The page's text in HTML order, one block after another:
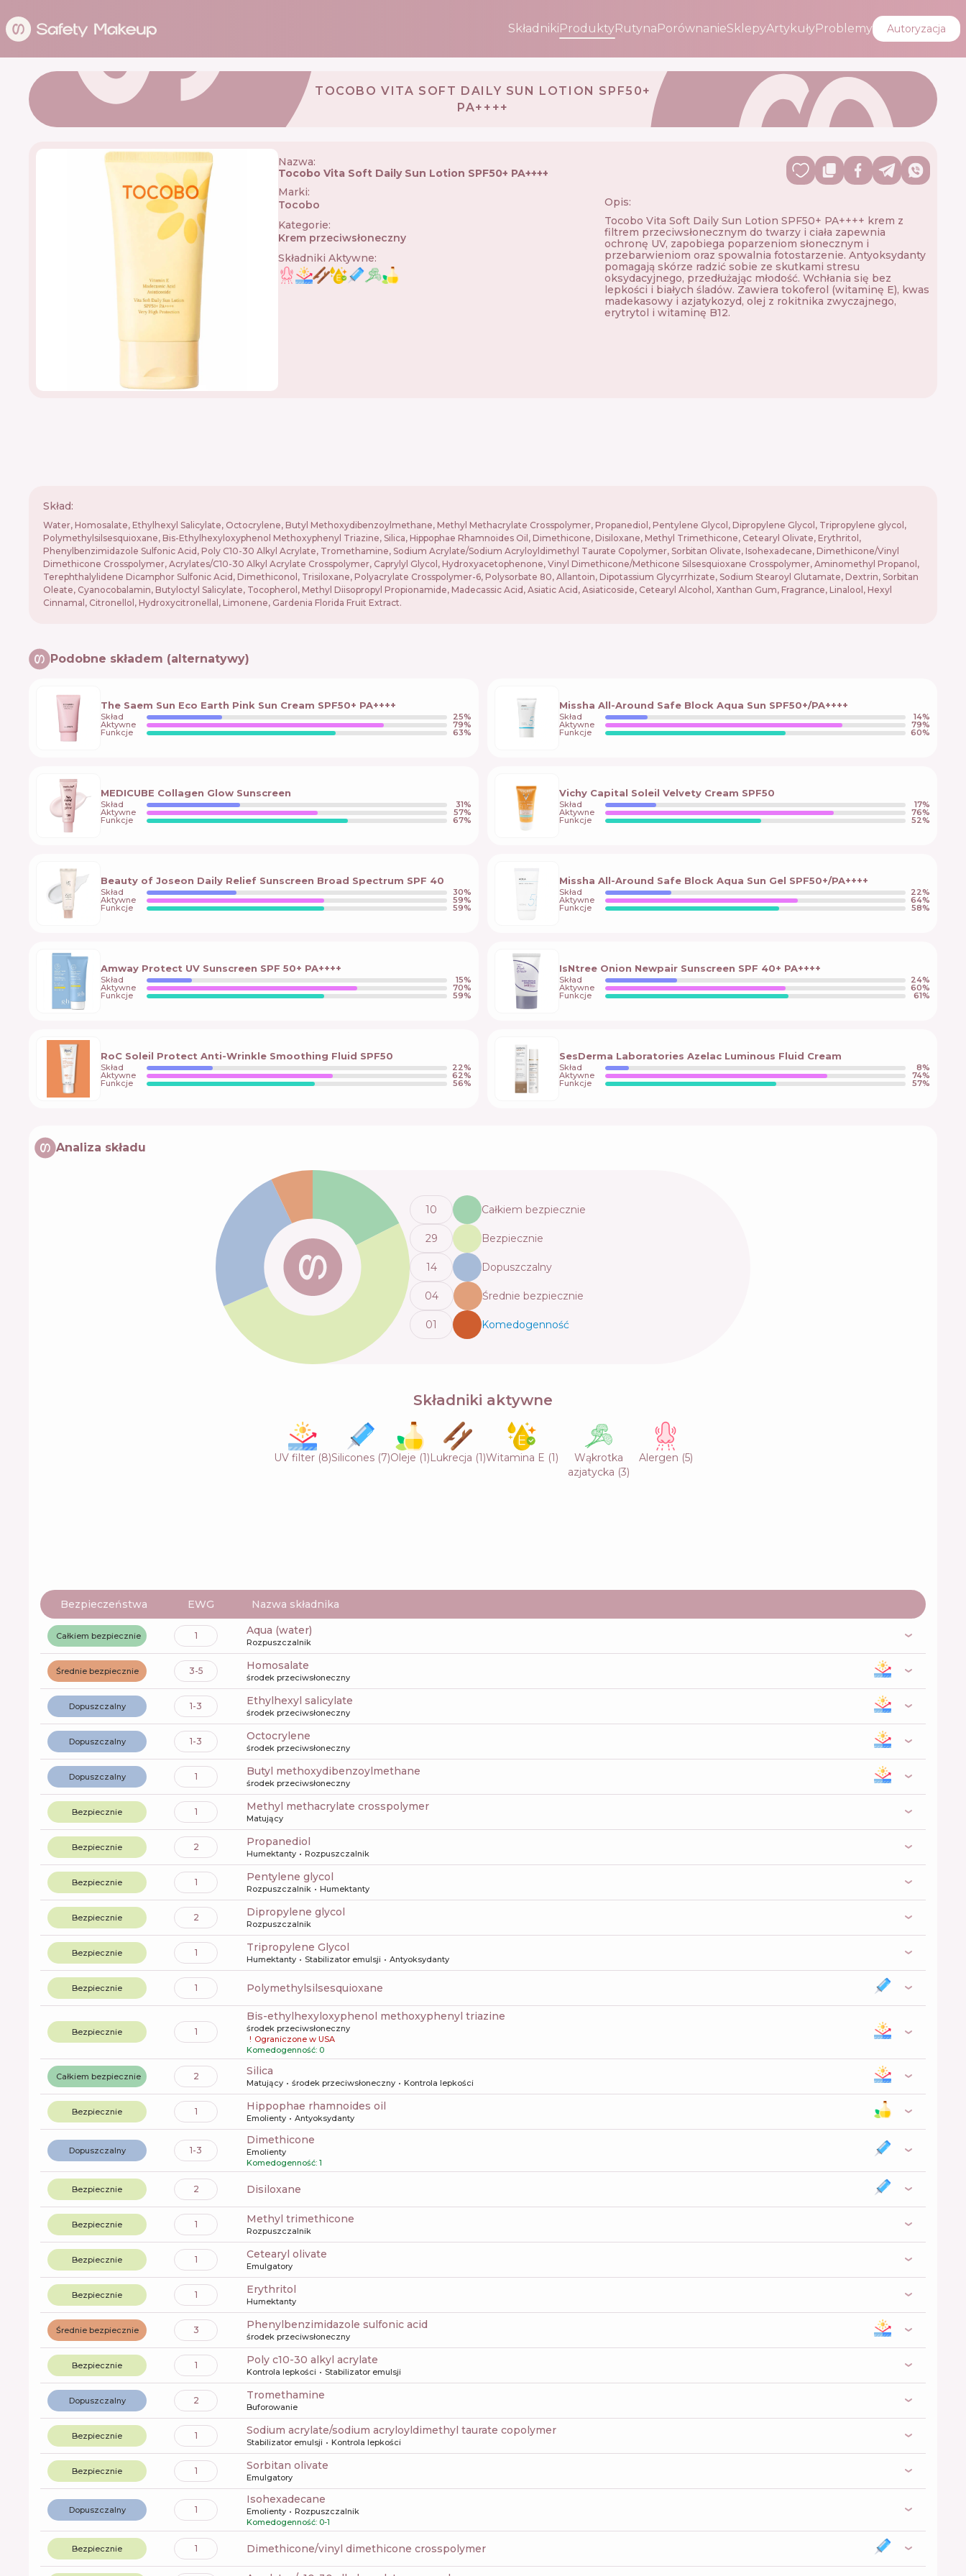
SkładnikiProduktyRutynaPorównanieSklepyArtykułyProblemy Autoryzacja
TOCOBO VITA SOFT DAILY SUN LOTION SPF50+
PA++++
Nazwa:
Tocobo Vita Soft Daily Sun Lotion SPF50+ PA++++
Marki:
Tocobo
Kategorie:
Krem przeciwsłoneczny
Składniki Aktywne:
Opis:
Tocobo Vita Soft Daily Sun Lotion SPF50+ PA++++ krem ​​z
filtrem przeciwsłonecznym do twarzy i ciała zapewnia
ochronę UV, zapobiega poparzeniom słonecznym i
przebarwieniom oraz spowalnia fotostarzenie. Antyoksydanty
pomagają skórze radzić sobie ze skutkami stresu
oksydacyjnego, przedłużając młodość. Wchłania się bez
lepkości i białych śladów. Zawiera tokoferol (witaminę E), kwas
madekasowy i azjatykozyd, olej z rokitnika zwyczajnego,
erytrytol i witaminę B12.
Skład:
Water, Homosalate, Ethylhexyl Salicylate, Octocrylene, Butyl Methoxydibenzoylmethane, Methyl Methacrylate Crosspolymer, Propanediol, Pentylene Glycol, Dipropylene Glycol, Tripropylene glycol,
Polymethylsilsesquioxane, Bis-Ethylhexyloxyphenol Methoxyphenyl Triazine, Silica, Hippophae Rhamnoides Oil, Dimethicone, Disiloxane, Methyl Trimethicone, Cetearyl Olivate, Erythritol,
Phenylbenzimidazole Sulfonic Acid, Poly C10-30 Alkyl Acrylate, Tromethamine, Sodium Acrylate/Sodium Acryloyldimethyl Taurate Copolymer, Sorbitan Olivate, Isohexadecane, Dimethicone/Vinyl
Dimethicone Crosspolymer, Acrylates/C10-30 Alkyl Acrylate Crosspolymer, Caprylyl Glycol, Hydroxyacetophenone, Vinyl Dimethicone/Methicone Silsesquioxane Crosspolymer, Aminomethyl Propanol,
Terephthalylidene Dicamphor Sulfonic Acid, Dimethiconol, Trisiloxane, Polyacrylate Crosspolymer-6, Polysorbate 80, Allantoin, Dipotassium Glycyrrhizate, Sodium Stearoyl Glutamate, Dextrin, Sorbitan
Oleate, Cyanocobalamin, Butyloctyl Salicylate, Tocopherol, Methyl Diisopropyl Propionamide, Madecassic Acid, Asiatic Acid, Asiaticoside, Cetearyl Alcohol, Xanthan Gum, Fragrance, Linalool, Hexyl
Cinnamal, Citronellol, Hydroxycitronellal, Limonene, Gardenia Florida Fruit Extract.
Podobne składem (alternatywy)
The Saem Sun Eco Earth Pink Sun Cream SPF50+ PA++++
Skład 25%
Aktywne 79%
Funkcje 63%
Missha All-Around Safe Block Aqua Sun SPF50+/PA++++
Skład 14%
Aktywne 79%
Funkcje 60%
MEDICUBE Collagen Glow Sunscreen
Skład 31%
Aktywne 57%
Funkcje 67%
Vichy Capital Soleil Velvety Cream SPF50
Skład 17%
Aktywne 76%
Funkcje 52%
Beauty of Joseon Daily Relief Sunscreen Broad Spectrum SPF 40
Skład 30%
Aktywne 59%
Funkcje 59%
Missha All-Around Safe Block Aqua Sun Gel SPF50+/PA++++
Skład 22%
Aktywne 64%
Funkcje 58%
Amway Protect UV Sunscreen SPF 50+ PA++++
Skład 15%
Aktywne 70%
Funkcje 59%
IsNtree Onion Newpair Sunscreen SPF 40+ PA++++
Skład 24%
Aktywne 60%
Funkcje 61%
RoC Soleil Protect Anti-Wrinkle Smoothing Fluid SPF50
Skład 22%
Aktywne 62%
Funkcje 56%
SesDerma Laboratories Azelac Luminous Fluid Cream
Skład 8%
Aktywne 74%
Funkcje 57%
Analiza składu
10 Całkiem bezpiecznie
29 Bezpiecznie
14 Dopuszczalny
04 Średnie bezpiecznie
01 Komedogenność
Składniki aktywne
UV filter(8)Silicones(7)Oleje (1)Lukrecja (1)Witamina E (1)
Wąkrotka
azjatycka (3)
Alergen (5)
Bezpieczeństwa EWG Nazwa składnika
Całkiem bezpiecznie 1 aqua (water)
Rozpuszczalnik
Średnie bezpiecznie 3-5 Homosalate
środek przeciwsłoneczny
Dopuszczalny 1-3 ethylhexyl salicylate
środek przeciwsłoneczny
Dopuszczalny 1-3 octocrylene
środek przeciwsłoneczny
Dopuszczalny 1 butyl methoxydibenzoylmethane
środek przeciwsłoneczny
Bezpiecznie 1 methyl methacrylate crosspolymer
Matujący
Bezpiecznie 2 propanediol
Humektanty Rozpuszczalnik
Bezpiecznie 1 pentylene glycol
Rozpuszczalnik Humektanty
Bezpiecznie 2 dipropylene glycol
Rozpuszczalnik
Bezpiecznie 1 Tripropylene Glycol
Humektanty Stabilizator emulsji Antyoksydanty
Bezpiecznie 1 polymethylsilsesquioxane
Bezpiecznie 1
bis-ethylhexyloxyphenol methoxyphenyl triazine
środek przeciwsłoneczny
! Ograniczone w USA
Komedogenność: 0
Całkiem bezpiecznie 2 silica
Matujący środek przeciwsłoneczny Kontrola lepkości
Bezpiecznie 1 hippophae rhamnoides oil
Emolienty Antyoksydanty
Dopuszczalny 1-3
dimethicone
Emolienty
Komedogenność: 1
Bezpiecznie 2 disiloxane
Bezpiecznie 1 methyl trimethicone
Rozpuszczalnik
Bezpiecznie 1 cetearyl olivate
Emulgatory
Bezpiecznie 1 erythritol
Humektanty
Średnie bezpiecznie 3 phenylbenzimidazole sulfonic acid
środek przeciwsłoneczny
Bezpiecznie 1 poly c10-30 alkyl acrylate
Kontrola lepkości Stabilizator emulsji
Dopuszczalny 2 tromethamine
Buforowanie
Bezpiecznie 1 sodium acrylate/sodium acryloyldimethyl taurate copolymer
Stabilizator emulsji Kontrola lepkości
Bezpiecznie 1 sorbitan olivate
Emulgatory
Dopuszczalny 1
Isohexadecane
Emolienty
Rozpuszczalnik
Komedogenność: 0-1
Bezpiecznie 1 dimethicone/vinyl dimethicone crosspolymer